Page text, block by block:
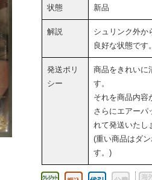
状態 新品
解説
シュリンク外か
良好な状態です
発送ポリ
シー
商品をきれいに
す。
それを商品内容
さらにエアーパ
れて発送いたし
(重い商品はダ
す。)